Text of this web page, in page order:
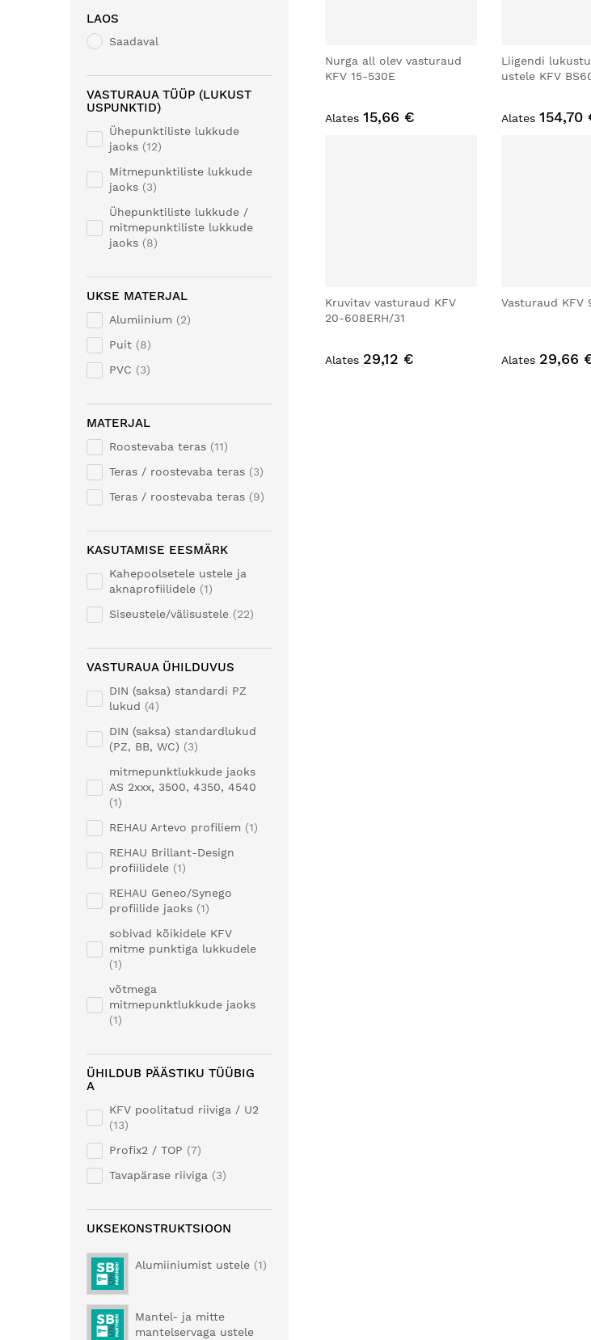
Nurga all olev vasturaud
KFV 15-530E
Alates 15,66 €
Liigendi
ustele KFV
Alates 154,70
Kruvitav vasturaud KFV
20-608ERH/31
Alates 29,12 €
Vasturaud KFV
Alates 29,66
LAOS
Saadaval
VASTURAUA TÜÜP (LUKUST
USPUNKTID)
Ühepunktiliste lukkude
jaoks
12
Mitmepunktiliste lukkude
jaoks
3
Ühepunktiliste lukkude /
mitmepunktiliste lukkude
jaoks
8
UKSE MATERJAL
Alumiinium
2
Puit
8
PVC
3
MATERJAL
Roostevaba teras
11
Teras / roostevaba teras
3
Teras / roostevaba teras
9
KASUTAMISE EESMÄRK
Kahepoolsetele ustele ja
aknaprofiilidele
1
Siseustele/välisustele
22
VASTURAUA ÜHILDUVUS
DIN (saksa) standardi PZ
lukud
4
DIN (saksa) standardlukud
(PZ, BB, WC)
3
mitmepunktlukkude jaoks
AS 2xxx, 3500, 4350, 4540
1
REHAU Artevo profiliem
1
REHAU Brillant-Design
profiilidele
1
REHAU Geneo/Synego
profiilide jaoks
1
sobivad kõikidele KFV
mitme punktiga lukkudele
1
võtmega
mitmepunktlukkude jaoks
1
ÜHILDUB PÄÄSTIKU TÜÜBIG
A
KFV poolitatud riiviga / U2
13
Profix2 / TOP
7
Tavapärase riiviga
3
UKSEKONSTRUKTSIOON
Alumiiniumist ustele 1
Mantel- ja mitte
mantelservaga ustele